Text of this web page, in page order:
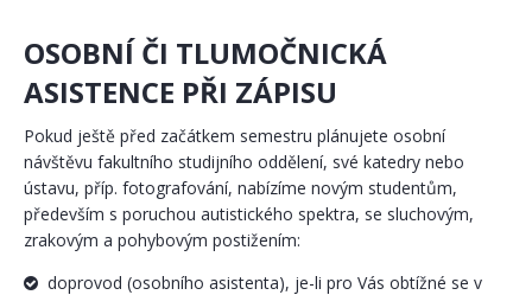
OSOBNÍ ČI TLUMOČNICKÁ
ASISTENCE PŘI ZÁPISU
Pokud ještě před začátkem semestru plánujete osobní
návštěvu fakultního studijního oddělení, své katedry nebo
ústavu, příp. fotografování, nabízíme novým studentům,
především s poruchou autistického spektra, se sluchovým,
zrakovým a pohybovým postižením:
doprovod (osobního asistenta), je-li pro Vás obtížné se v